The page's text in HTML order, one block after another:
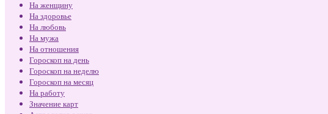
На женщину
На здоровье
На любовь
На мужа
На отношения
Гороскоп на день
Гороскоп на неделю
Гороскоп на месяц
На работу
Значение карт